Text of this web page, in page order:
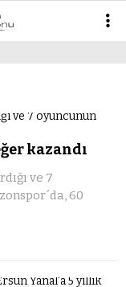
mostbet
kazandı
ve 7
60